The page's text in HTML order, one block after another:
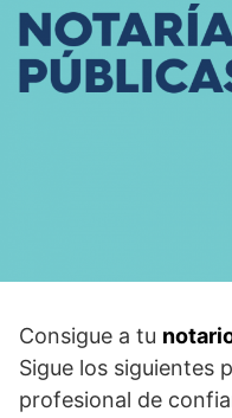
Consigue a tu
Sigue los siguientes
profesional de